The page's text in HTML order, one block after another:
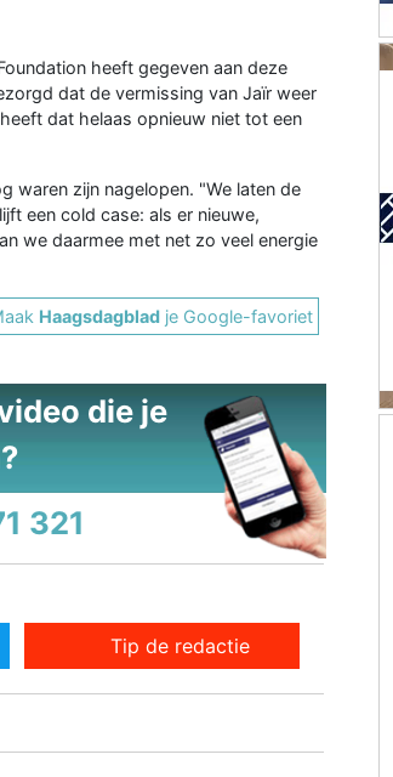
heeft gegeven aan deze
dat de vermissing van Jaïr weer
dat helaas opnieuw niet tot een
waren zijn nagelopen. "We laten de
een cold case: als er nieuwe,
we daarmee met net zo veel energie
Haagsdagblad je Google-favoriet
die je
321
Tip de redactie